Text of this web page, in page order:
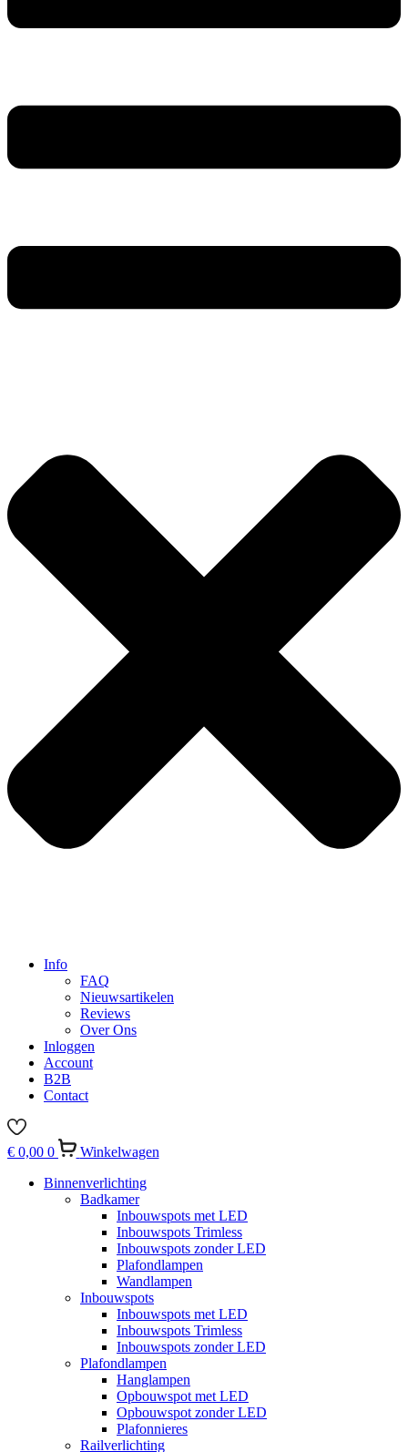
Info
FAQ
Nieuwsartikelen
Reviews
Over Ons
Inloggen
Account
B2B
Contact
€ 0,00 0
Winkelwagen
Binnenverlichting
Badkamer
Inbouwspots met LED
Inbouwspots Trimless
Inbouwspots zonder LED
Plafondlampen
Wandlampen
Inbouwspots
Inbouwspots met LED
Inbouwspots Trimless
Inbouwspots zonder LED
Plafondlampen
Hanglampen
Opbouwspot met LED
Opbouwspot zonder LED
Plafonnieres
Railverlichting